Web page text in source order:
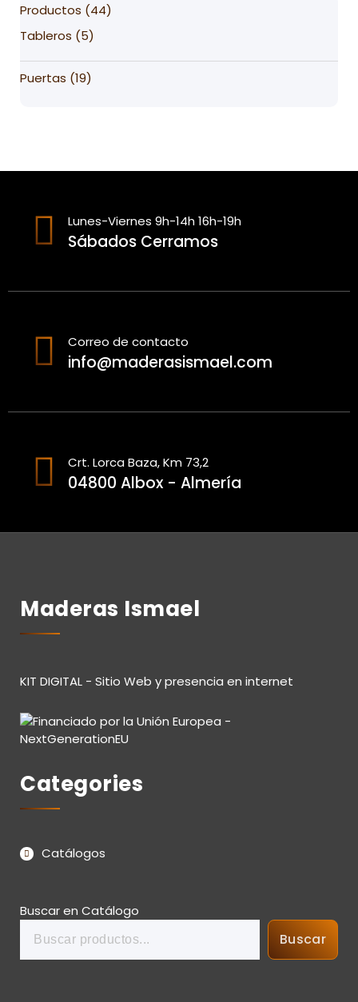
Productos 4444
Tableros 55
Puertas 1919
Lunes-Viernes 9h-14h 16h-19h
Sábados Cerramos
Correo de contacto
info@maderasismael.com
Crt. Lorca Baza, Km 73,2
04800 Albox - Almería
Maderas Ismael
KIT DIGITAL - Sitio Web y presencia en internet
Categories
Catálogos
Buscar en Catálogo
Buscar